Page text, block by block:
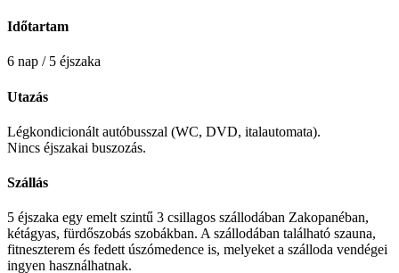
Időtartam
6 nap / 5 éjszaka
Utazás
Légkondicionált autóbusszal (WC, DVD, italautomata).
Nincs éjszakai buszozás.
Szállás
5 éjszaka egy emelt szintű 3 csillagos szállodában Zakopanéban,
kétágyas, fürdőszobás szobákban. A szállodában található szauna,
fitneszterem és fedett úszómedence is, melyeket a szálloda vendégei
ingyen használhatnak.